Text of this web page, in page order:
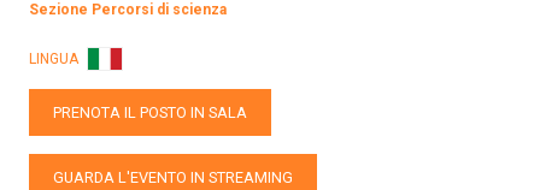
Sezione Percorsi di scienza
LINGUA
PRENOTA IL POSTO IN SALA
GUARDA L'EVENTO IN STREAMING